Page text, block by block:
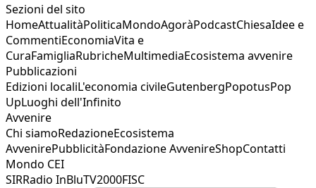
Sezioni del sito
HomeAttualitàPoliticaMondoAgoràPodcastChiesaIdee e
CommentiEconomiaVita e
CuraFamigliaRubricheMultimediaEcosistema avvenire
Pubblicazioni
Edizioni localiL'economia civileGutenbergPopotusPop
UpLuoghi dell'Infinito
Avvenire
Chi siamoRedazioneEcosistema
AvvenirePubblicitàFondazione AvvenireShopContatti
Mondo CEI
SIRRadio InBluTV2000FISC